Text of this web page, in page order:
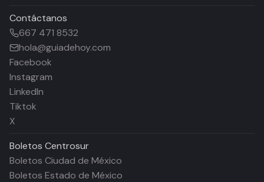
Contáctanos
667 471 8532
hola@guiadehoy.com
Facebook
Instagram
LinkedIn
Tiktok
X
Boletos Centrosur
Boletos Ciudad de México
Boletos Estado de México